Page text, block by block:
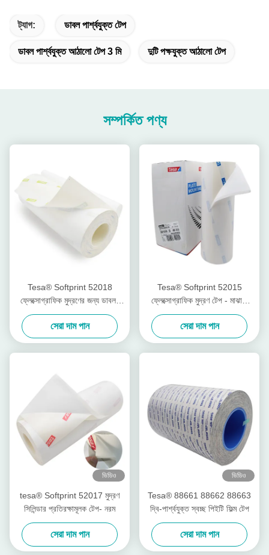
ট্যাগ: ডাবল পার্শ্বযুক্ত টেপ
ডাবল পার্শ্বযুক্ত আঠালো টেপ 3 মি দুটি পক্ষযুক্ত আঠালো টেপ
সম্পর্কিত পণ্য
Tesa® Softprint 52018
ফ্লেক্সোগ্রাফিক মুদ্রণের জন্য ডাবল-
পার্শ্বযুক্ত টেপ - অতিরিক্ত নরম
সেরা দাম পান
Tesa® Softprint 52015
ফ্লেক্সোগ্রাফিক মুদ্রণ টেপ - মাঝারি
কঠিন
সেরা দাম পান
ভিডিও
tesa® Softprint 52017 মুদ্রণ
সিলিন্ডার প্রতিরক্ষামূলক টেপ- নরম
সেরা দাম পান
ভিডিও
Tesa® 88661 88662 88663
দ্বি-পার্শ্বযুক্ত স্বচ্ছ পিইটি ফিল্ম টেপ
সেরা দাম পান